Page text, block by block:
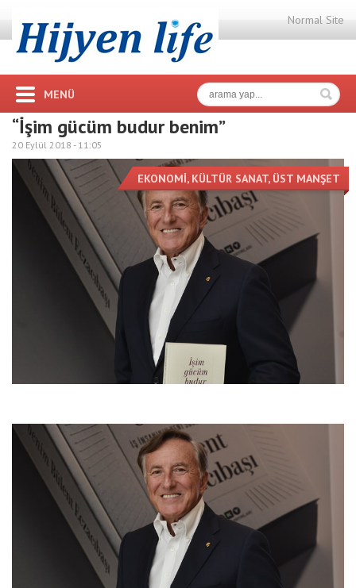
Normal Site
MENÜ
“İşim gücüm budur benim”
20 Eylül 2018 - 11:05
EKONOMİ, KÜLTÜR SANAT, ÜST MANŞET